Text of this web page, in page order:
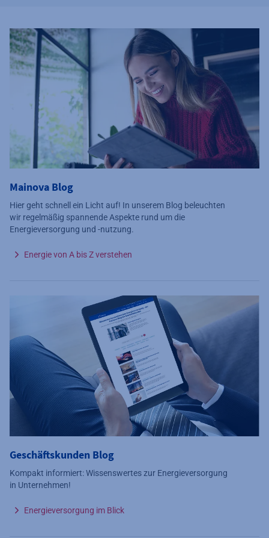
Mainova Blog
Hier geht schnell ein Licht auf! In unserem Blog beleuchten
wir regelmäßig spannende Aspekte rund um die
Energieversorgung und -nutzung.
Energie von A bis Z verstehen
Geschäftskunden Blog
Kompakt informiert: Wissenswertes zur Energieversorgung
in Unternehmen!
Energieversorgung im Blick